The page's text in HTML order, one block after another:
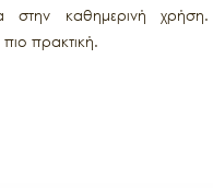
στην καθημερινή
πρακτική.